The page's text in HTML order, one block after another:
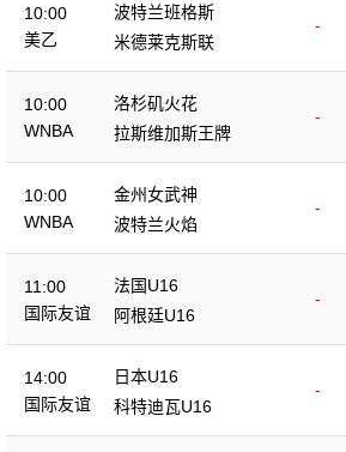
10:00
美乙
波特兰班格斯
-
米德莱克斯联
10:00
WNBA
洛杉矶火花
-
拉斯维加斯王牌
10:00
WNBA
金州女武神
-
波特兰火焰
11:00
国际友谊
法国U16
-
阿根廷U16
14:00
国际友谊
日本U16
-
科特迪瓦U16